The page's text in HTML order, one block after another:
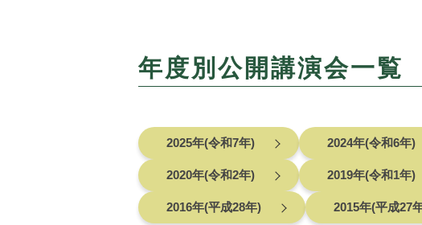
年度別公開講演会一覧
2025年(令和7年) 2024年(令和6年)
2020年(令和2年) 2019年(令和1年)
2016年(平成28年) 2015年(平成27